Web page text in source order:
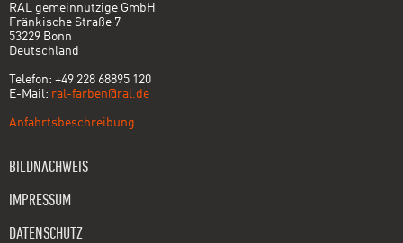
RAL gemeinnützige GmbH
Fränkische Straße 7
53229 Bonn
Deutschland
Telefon: +49 228 68895 120
E-Mail: ral-farben@ral.de
Anfahrtsbeschreibung
BILDNACHWEIS
IMPRESSUM
DATENSCHUTZ